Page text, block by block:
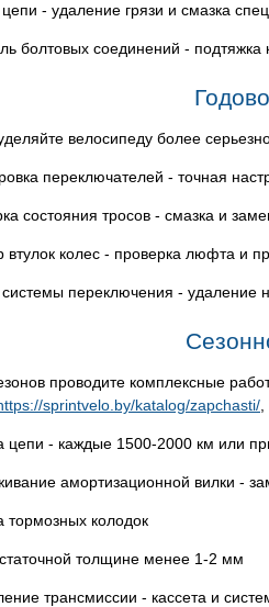
цепи - удаление грязи и смазка
болтовых соединений - подтяжка
велосипеду более
переключателей - точная
состояния тросов - смазка и
втулок колес - проверка люфта и
системы переключения - удаление
проводите комплексные
sprintvelo.by/katalog/zapchasti/
цепи - каждые 1500-2000 км или
амортизационной вилки -
тормозных колодок
толщине менее 1-2 мм
трансмиссии - кассета и